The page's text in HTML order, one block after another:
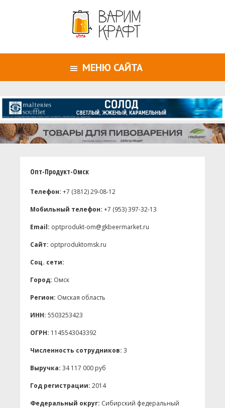
МЕНЮ САЙТА
Опт-Продукт-Омск
Телефон: +7 (3812) 29-08-12
Мобильный телефон: +7 (953) 397-32-13
Email: optprodukt-om@gkbeermarket.ru
Сайт: optproduktomsk.ru
Соц. сети:
Город: Омск
Регион: Омская область
ИНН: 5503253423
ОГРН: 1145543043392
Численность сотрудников: 3
Выручка: 34 117 000 руб
Год регистрации: 2014
Федеральный округ: Сибирский федеральный